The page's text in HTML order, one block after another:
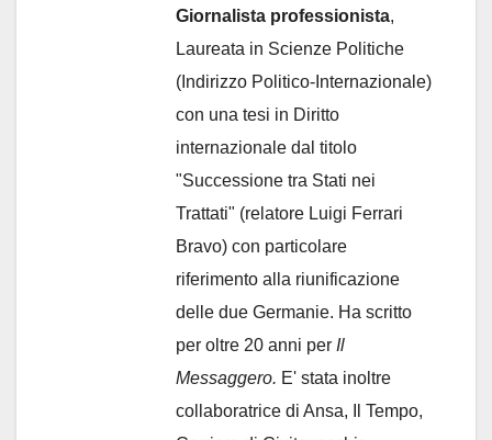
Giornalista professionista,
Laureata in Scienze Politiche
(Indirizzo Politico-Internazionale)
con una tesi in Diritto
internazionale dal titolo
"Successione tra Stati nei
Trattati" (relatore Luigi Ferrari
Bravo) con particolare
riferimento alla riunificazione
delle due Germanie. Ha scritto
per oltre 20 anni per Il
Messaggero. E' stata inoltre
collaboratrice di Ansa, Il Tempo,